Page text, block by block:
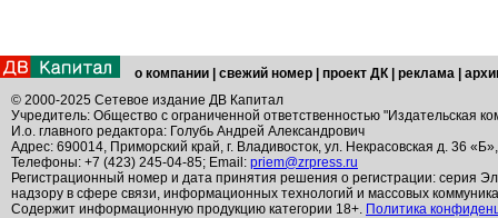
о компании свежий номер проект ДК реклама
© 2000-2025 Сетевое издание ДВ Капитал
Учредитель: Общество с ограниченной ответственностью "Издательская
И.о. главного редактора: Голубь Андрей Александрович
Адрес: 690014, Приморский край, г. Владивосток, ул. Некрасовская д. 36
Телефоны: +7 (423) 245-04-85; Email: priem@zrpress.ru
Регистрационный номер и дата принятия решения о регистрации: серия
надзору в сфере связи, информационных технологий и массовых
Содержит информационную продукцию категории 18+. Политика